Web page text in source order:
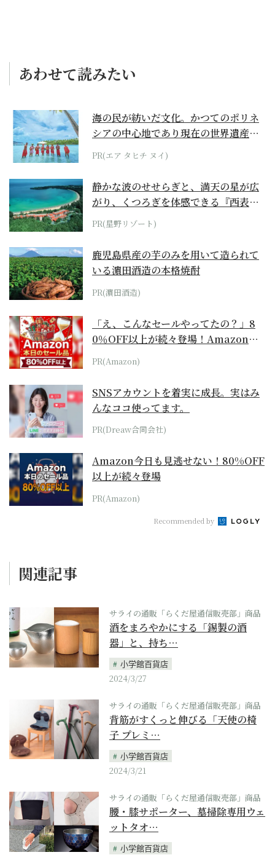
あわせて読みたい
海の民が紡いだ文化。かつてのポリネ
シアの中心地であり現在の世界遺産か
らみえてくる...
PR(エア タヒチ ヌイ)
静かな波のせせらぎと、満天の星が広
がり、くつろぎを体感できる『西表島
ホテル by...
PR(星野リゾート)
鹿児島県産の芋のみを用いて造られて
いる濵田酒造の本格焼酎
PR(濵田酒造)
「え、こんなセールやってたの？」8
0％OFF以上が続々登場！Amazonの
本気が...
PR(Amazon)
SNSアカウントを着実に成長。実はみ
んなココ使ってます。
PR(Dreaw合同会社)
Amazon今日も見逃せない！80%OFF
以上が続々登場
PR(Amazon)
Recommended by
関連記事
サライの通販「らくだ屋通信販売部」商品
酒をまろやかにする「錫製の酒
器」と、持ち…
小学館百貨店
2024/3/27
サライの通販「らくだ屋通信販売部」商品
背筋がすくっと伸びる「天使の椅
子 プレミ…
小学館百貨店
2024/3/21
サライの通販「らくだ屋通信販売部」商品
腰・膝サポーター、墓掃除専用ウェ
ットタオ…
小学館百貨店